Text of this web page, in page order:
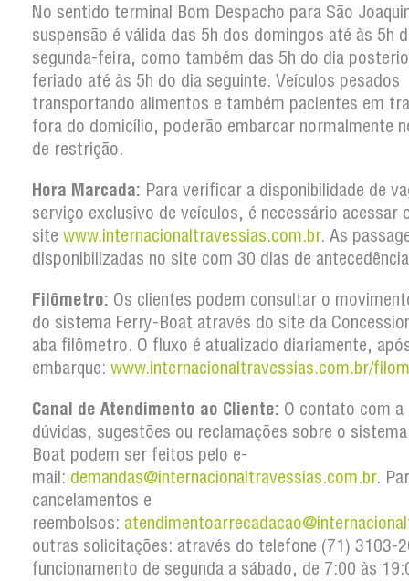
No sentido terminal Bom Despacho para São
suspensão é válida das 5h dos domingos até às 5h
segunda-feira, como também das 5h do dia
feriado até às 5h do dia seguinte. Veículos pesados
transportando alimentos e também pacientes em
fora do domicílio, poderão embarcar normalmente
de restrição.
Hora Marcada: Para verificar a disponibilidade de
serviço exclusivo de veículos, é necessário acessar
site www.internacionaltravessias.com.br. As
disponibilizadas no site com 30 dias de
Filômetro: Os clientes podem consultar o
do sistema Ferry-Boat através do site da
aba filômetro. O fluxo é atualizado diariamente,
embarque: www.internacionaltravessias.com.br/
Canal de Atendimento ao Cliente: O contato com a
dúvidas, sugestões ou reclamações sobre o
Boat podem ser feitos pelo e-
mail: demandas@internacionaltravessias.com.br.
cancelamentos e
reembolsos:
outras solicitações: através do telefone (71) 3103-
funcionamento de segunda a sábado, de 7:00 às